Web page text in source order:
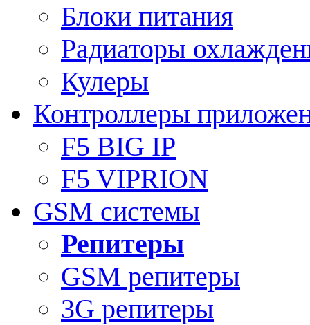
Блоки питания
Радиаторы
Кулеры
Контроллеры
F5 BIG IP
F5 VIPRION
GSM системы
Репитеры
GSM репитеры
3G репитеры